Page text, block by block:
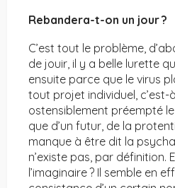
Rebandera-t-on un jour ?
C’est tout le problème,
de jouir, il y a belle lurette
ensuite parce que le virus
tout projet individuel, c’est-
ostensiblement préempté le
que d’un futur, de la
manque à être dit la
n’existe pas, par définition.
l’imaginaire ? Il semble en